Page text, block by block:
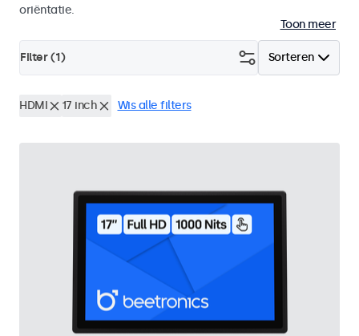
oriëntatie.
Toon meer
Sorteren
Filter (1)
HDMI 17 inch Wis alle filters